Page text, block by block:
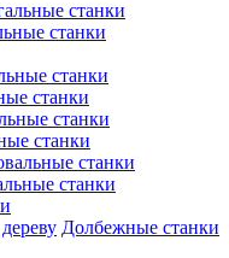
станки
станки
станки
станки
Долбежные станки